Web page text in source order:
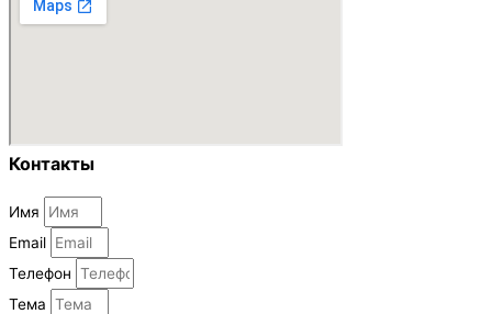
Контакты
Имя
Email
Телефон
Тема